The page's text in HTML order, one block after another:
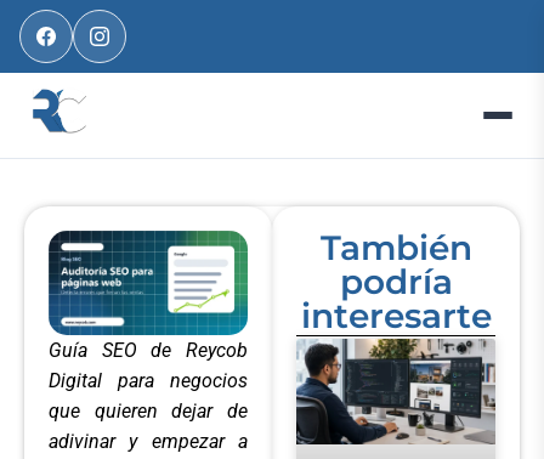
Guía SEO de Reycob
Digital para negocios
que quieren dejar de
adivinar y empezar a
También
podría
interesarte